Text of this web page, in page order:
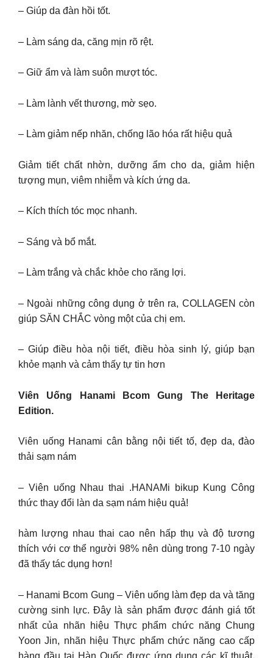
– Giúp da đàn hồi tốt.
– Làm sáng da, căng mịn rõ rệt.
– Giữ ẩm và làm suôn mượt tóc.
– Làm lành vết thương, mờ sẹo.
– Làm giảm nếp nhăn, chống lão hóa rất hiệu quả
Giảm tiết chất nhờn, dưỡng ẩm cho da, giảm hiện
tượng mụn, viêm nhiễm và kích ứng da.
– Kích thích tóc mọc nhanh.
– Sáng và bổ mắt.
– Làm trắng và chắc khỏe cho răng lợi.
– Ngoài những công dụng ở trên ra, COLLAGEN còn
giúp SĂN CHẮC vòng một của chị em.
– Giúp điều hòa nội tiết, điều hòa sinh lý, giúp bạn
khỏe mạnh và cảm thấy tự tin hơn
Viên Uống Hanami Bcom Gung The Heritage
Edition.
Viên uống Hanami cân bằng nội tiết tố, đẹp da, đào
thải sạm nám
– Viên uống Nhau thai .HANAMi bikup Kung Công
thức thay đổi làn da sạm nám hiệu quả!
hàm lượng nhau thai cao nên hấp thụ và độ tương
thích với cơ thể người 98% nên dùng trong 7-10 ngày
đã thấy tác dụng hơn!
– Hanami Bcom Gung – Viên uống làm đẹp da và tăng
cường sinh lực. Đây là sản phẩm được đánh giá tốt
nhất của nhãn hiệu Thực phẩm chức năng Chung
Yoon Jin, nhãn hiệu Thực phẩm chức năng cao cấp
hàng đầu tại Hàn Quốc được ứng dụng các kĩ thuật,